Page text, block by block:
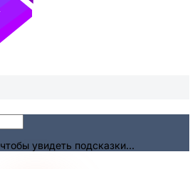
увидеть подсказки...